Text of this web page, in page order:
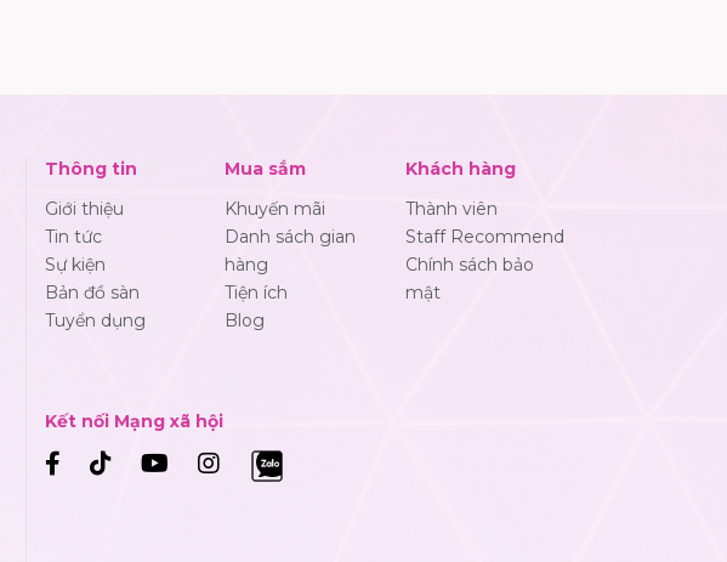
Thông tin
Giới thiệu
Tin tức
Sự kiện
Bản đồ sàn
Tuyển dụng
Mua sắm
Khuyến mãi
Danh sách gian
hàng
Tiện ích
Blog
Khách hàng
Thành viên
Staff Recommend
Chính sách bảo
mật
Kết nối Mạng xã hội